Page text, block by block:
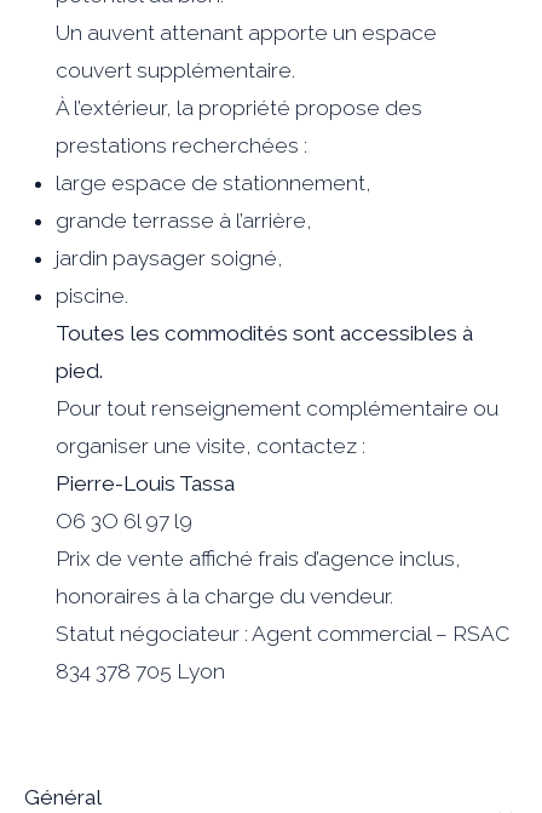
Un auvent attenant apporte un espace
couvert supplémentaire.
À l’extérieur, la propriété propose des
prestations recherchées :
large espace de stationnement,
grande terrasse à l’arrière,
jardin paysager soigné,
piscine.
Toutes les commodités sont accessibles à
pied.
Pour tout renseignement complémentaire ou
organiser une visite, contactez :
Pierre-Louis Tassa
O6 3O 6l 97 l9
Prix de vente affiché frais d’agence inclus,
honoraires à la charge du vendeur.
Statut négociateur : Agent commercial – RSAC
834 378 705 Lyon
général